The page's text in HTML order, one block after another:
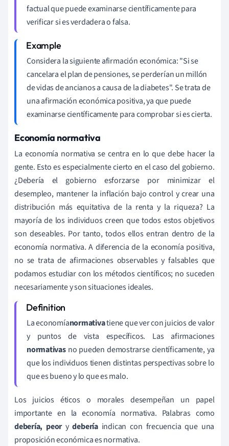
factual que puede examinarse científicamente para
verificar si es verdadera o falsa.
Considera la siguiente afirmación económica: "Si se
cancelara el plan de pensiones, se perderían un millón
de vidas de ancianos a causa de la diabetes". Se trata de
una afirmación económica positiva, ya que puede
examinarse científicamente para comprobar si es cierta.
Economía normativa
La economía normativa se centra en lo que debe hacer la
gente. Esto es especialmente cierto en el caso del gobierno.
¿Debería el gobierno esforzarse por minimizar el
desempleo, mantener la inflación bajo control y crear una
distribución más equitativa de la renta y la riqueza? La
mayoría de los individuos creen que todos estos objetivos
son deseables. Por tanto, todos ellos entran dentro de la
economía normativa. A diferencia de la economía positiva,
no se trata de afirmaciones observables y falsables que
podamos estudiar con los métodos científicos; no suceden
necesariamente y son situaciones ideales.
La economíanormativatiene que ver con juicios de valor
y puntos de vista específicos. Las afirmaciones
normativasno pueden demostrarse científicamente, ya
que los individuos tienen distintas perspectivas sobre lo
que es bueno y lo que es malo.
Los juicios éticos o morales desempeñan un papel
importante en la economía normativa. Palabras como
debería, peorydebería indican con frecuencia que una
proposición económica es normativa.